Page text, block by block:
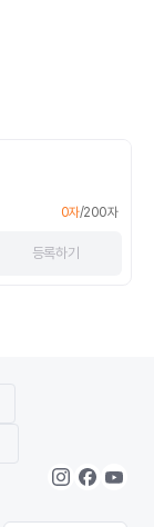
0자/200자
등록하기